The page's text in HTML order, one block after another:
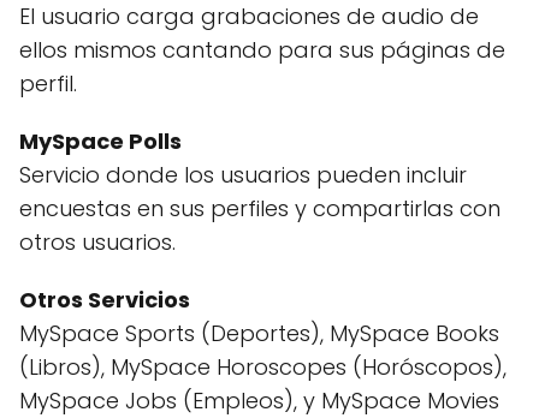
El usuario carga grabaciones de audio de
ellos mismos cantando para sus páginas de
perfil.
MySpace Polls
Servicio donde los usuarios pueden incluir
encuestas en sus perfiles y compartirlas con
otros usuarios.
Otros Servicios
MySpace Sports (Deportes), MySpace Books
(Libros), MySpace Horoscopes (Horóscopos),
MySpace Jobs (Empleos), y MySpace Movies